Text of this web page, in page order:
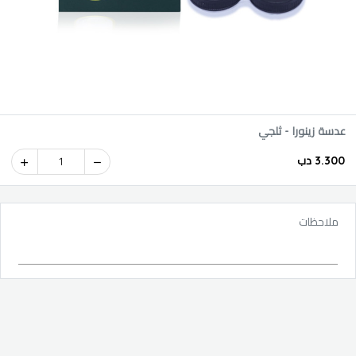
عدسة زينورا - ثلجي
3.300 دب 1
ملاحظات